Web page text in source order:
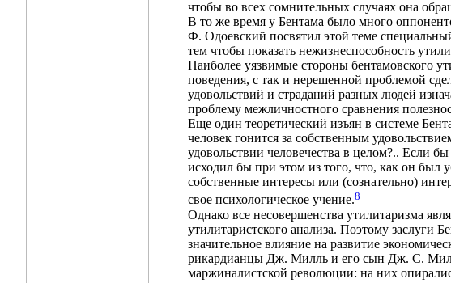
чтобы во всех сомнительных случаях она
В то же время у Бентама было много
Ф. Одоевский посвятил этой теме
тем чтобы показать нежизнеспособность
Наиболее уязвимые стороны бентамовского
поведения, с так и нерешенной проблемой
удовольствий и страданий разных людей
проблему межличностного сравнения
Еще один теоретический изъян в системе
человек гонится за собственным
удовольствии человечества в целом?.. Если
исходил бы при этом из того, что, как он был
собственные интересы или (сознательно)
свое психологическое учение.8
Однако все несовершенства утилитаризма
утилитаристского анализа. Поэтому заслуги
значительное влияние на развитие
рикардианцы Дж. Милль и его сын Дж. С.
маржиналистской революции: на них